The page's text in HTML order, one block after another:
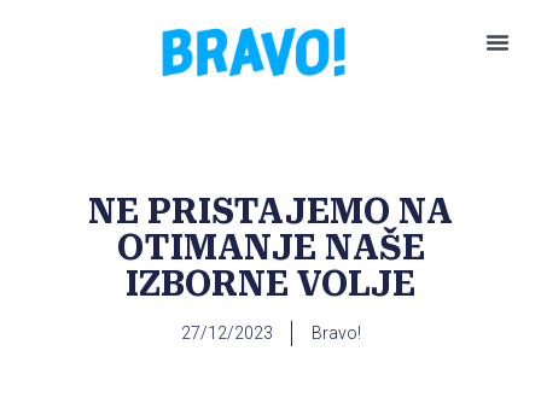
NE PRISTAJEMO NA
OTIMANJE NAŠE
IZBORNE VOLJE
27/12/2023 Bravo!